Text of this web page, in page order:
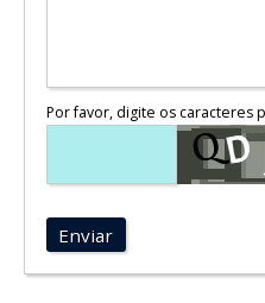
Por favor, digite os caracteres
Enviar